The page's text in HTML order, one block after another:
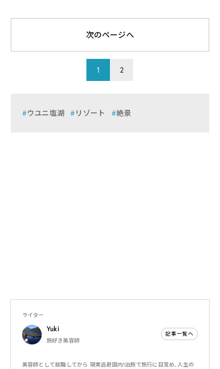
1 2
次のページへ
ウユニ塩湖 リゾート 絶景
ライター
Yuki
旅好き美容師
記事一覧へ
美容師として就職してから 現実逃避国内1泊旅で旅行に目覚め、人生の